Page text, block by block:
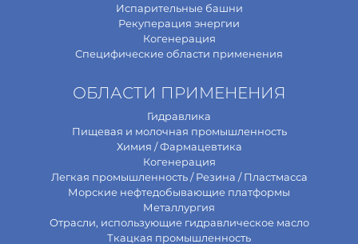
Испарительные башни
Рекуперация энергии
Когенерация
Специфические области применения
ОБЛАСТИ ПРИМЕНЕНИЯ
Гидравлика
Пищевая и молочная промышленность
Химия / Фармацевтика
Когенерация
Легкая промышленность / Резина / Пластмасса
Морские нефтедобывающие платформы
Металлургия
Отрасли, использующие гидравлическое масло
Ткацкая промышленность